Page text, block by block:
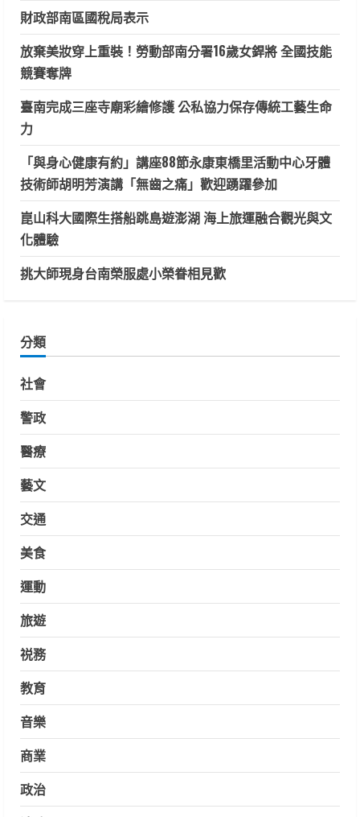
財政部南區國稅局表示
放棄美妝穿上重裝！勞動部南分署16歲女銲將 全國技能
競賽奪牌
臺南完成三座寺廟彩繪修護 公私協力保存傳統工藝生命
力
「與身心健康有約」講座88節永康東橋里活動中心牙體
技術師胡明芳演講「無齒之痛」歡迎踴躍參加
崑山科大國際生搭船跳島遊澎湖 海上旅運融合觀光與文
化體驗
挑大師現身台南榮服處小榮眷相見歡
分類
社會
警政
醫療
藝文
交通
美食
運動
旅遊
祱務
教育
音樂
商業
政治